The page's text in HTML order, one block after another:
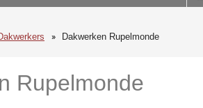
Dakwerken Rupelmonde
Rupelmonde